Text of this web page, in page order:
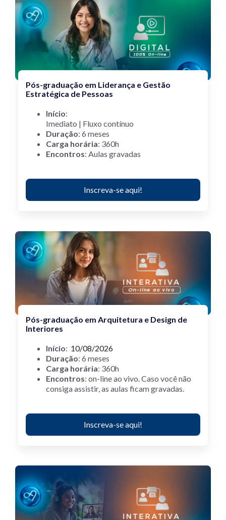
Pós-graduação em Liderança e Gestão
Estratégica de Pessoas
Início:
Imediato | Fluxo contínuo
Duração: 6 meses
Carga horária: 360h
Encontros: Aulas gravadas
Inscreva-se aqui!
Pós-graduação em Arquitetura e Design de
Interiores
Início: 10/08/2026
Duração: 6 meses
Carga horária: 360h
Encontros: on-line ao vivo. Caso você não
consiga assistir, as aulas ficam gravadas.
Inscreva-se aqui!